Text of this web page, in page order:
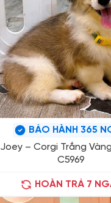
BẢO HÀNH 365
Joey – Corgi Trắng
C5969
HOÀN TRẢ 7